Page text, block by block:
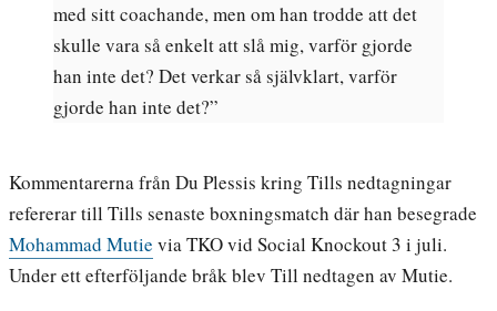
med sitt coachande, men om han trodde att det
skulle vara så enkelt att slå mig, varför gjorde
han inte det? Det verkar så självklart, varför
gjorde han inte det?”
Kommentarerna från Du Plessis kring Tills nedtagningar
refererar till Tills senaste boxningsmatch där han besegrade
Mohammad Mutie via TKO vid Social Knockout 3 i juli.
Under ett efterföljande bråk blev Till nedtagen av Mutie.